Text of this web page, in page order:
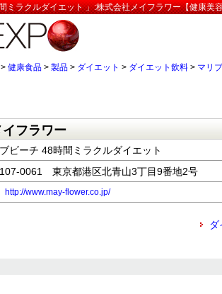
ミラクルダイエット 」:株式会社メイフラワー【健康美
> 健康食品 > 製品 > ダイエット > ダイエット飲料 > マリ
フラワー
ビーチ 48時間ミラクルダイエット
0061 東京都港区北青山3丁目9番地2号
http://www.may-flower.co.jp/